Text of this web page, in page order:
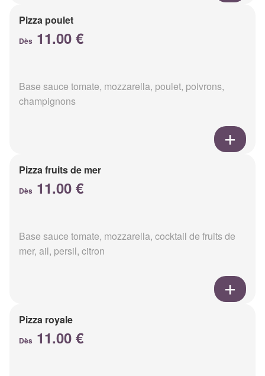
Pizza poulet
Dès 11.00 €
Base sauce tomate, mozzarella, poulet, poivrons,
champignons
Pizza fruits de mer
Dès 11.00 €
Base sauce tomate, mozzarella, cocktail de fruits de
mer, ail, persil, citron
Pizza royale
Dès 11.00 €